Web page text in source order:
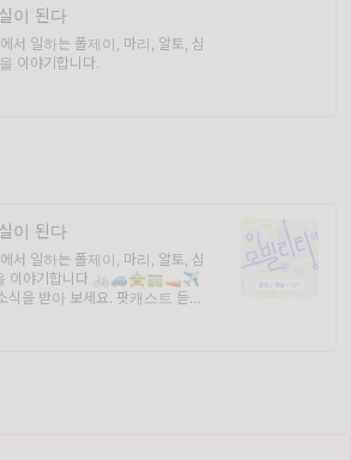
이 된다
서 일하는 폴제이, 마리, 알토, 심
이야기합니다.
이 된다
서 일하는 폴제이, 마리, 알토, 심
을 이야기합니다 🚲🚙🚖🚃🚤✈️
을 받아 보세요. 팟캐스트 듣기